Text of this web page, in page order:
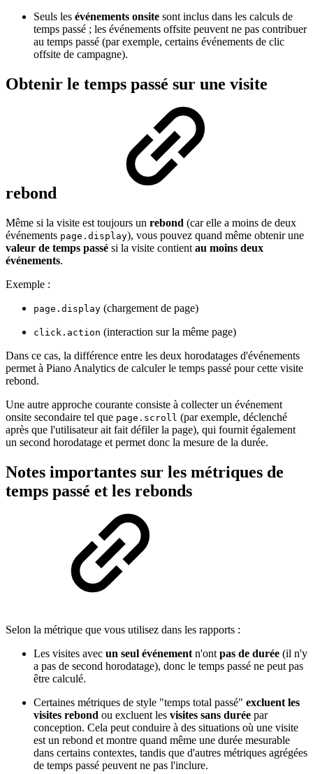
Seuls les événements onsite sont inclus dans les calculs de
temps passé ; les événements offsite peuvent ne pas contribuer
au temps passé (par exemple, certains événements de clic
offsite de campagne).
Obtenir le temps passé sur une visite
rebond
Même si la visite est toujours un rebond (car elle a moins de deux
événements page.display), vous pouvez quand même obtenir une
valeur de temps passé si la visite contient au moins deux
événements.
Exemple :
page.display (chargement de page)
click.action (interaction sur la même page)
Dans ce cas, la différence entre les deux horodatages d'événements
permet à Piano Analytics de calculer le temps passé pour cette visite
rebond.
Une autre approche courante consiste à collecter un événement
onsite secondaire tel que page.scroll (par exemple, déclenché
après que l'utilisateur ait fait défiler la page), qui fournit également
un second horodatage et permet donc la mesure de la durée.
Notes importantes sur les métriques de
temps passé et les rebonds
Selon la métrique que vous utilisez dans les rapports :
Les visites avec un seul événement n'ont pas de durée (il n'y
a pas de second horodatage), donc le temps passé ne peut pas
être calculé.
Certaines métriques de style "temps total passé" excluent les
visites rebond ou excluent les visites sans durée par
conception. Cela peut conduire à des situations où une visite
est un rebond et montre quand même une durée mesurable
dans certains contextes, tandis que d'autres métriques agrégées
de temps passé peuvent ne pas l'inclure.